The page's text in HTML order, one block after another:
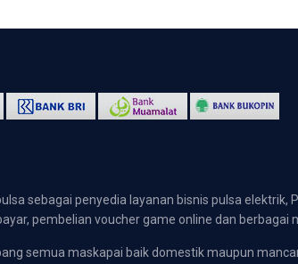
sebagai penyedia layanan bisnis pulsa elektrik,
pembelian voucher game online dan
semua maskapai baik domestik maupun